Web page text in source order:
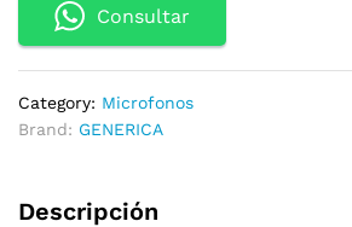
Consultar
Category: Microfonos
Brand: GENERICA
Descripción